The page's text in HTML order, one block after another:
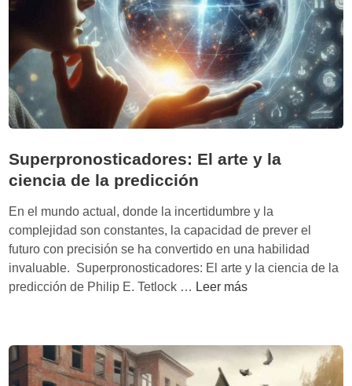
e
l
c
a
o
e
o
t
u
n
d
Superpronosticadores: El arte y la
ciencia de la predicción
En el mundo actual, donde la incertidumbre y la
complejidad son constantes, la capacidad de prever el
futuro con precisión se ha convertido en una habilidad
invaluable. Superpronosticadores: El arte y la ciencia de la
predicción de Philip E. Tetlock … S
e
r
Leer más